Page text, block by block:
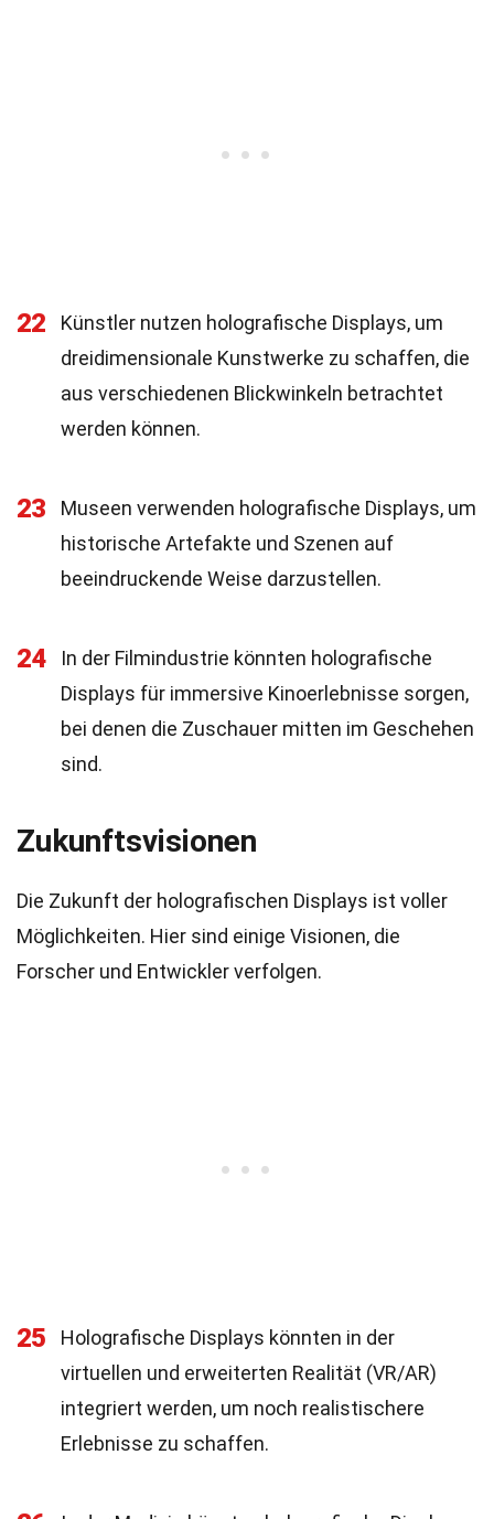
22
Künstler nutzen holografische Displays, um
dreidimensionale Kunstwerke zu schaffen, die
aus verschiedenen Blickwinkeln betrachtet
werden können.
23
Museen verwenden holografische Displays, um
historische Artefakte und Szenen auf
beeindruckende Weise darzustellen.
24
In der Filmindustrie könnten holografische
Displays für immersive Kinoerlebnisse sorgen,
bei denen die Zuschauer mitten im Geschehen
sind.
Zukunftsvisionen
Die Zukunft der holografischen Displays ist voller
Möglichkeiten. Hier sind einige Visionen, die
Forscher und Entwickler verfolgen.
25
Holografische Displays könnten in der
virtuellen und erweiterten Realität (VR/AR)
integriert werden, um noch realistischere
Erlebnisse zu schaffen.